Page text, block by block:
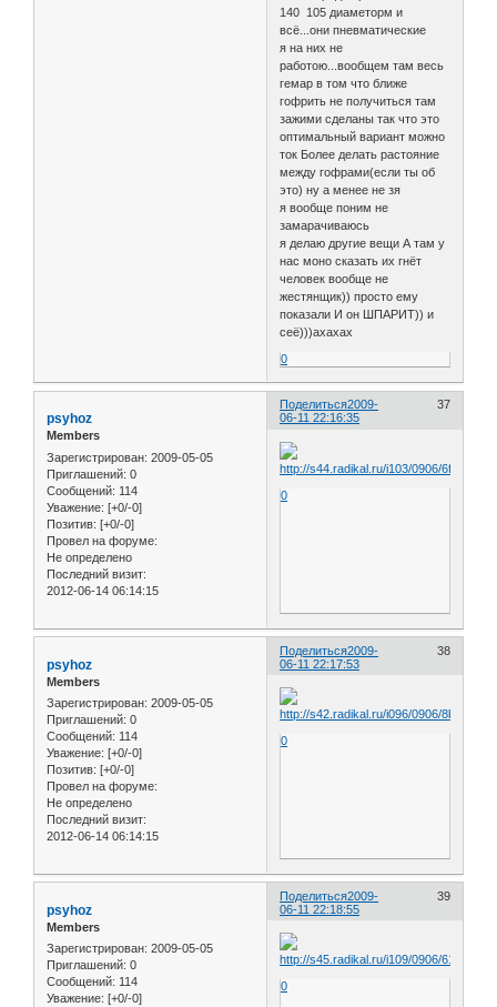
140 105 диаметорм и
всё...они пневматические
я на них не
работою...вообщем там весь
гемар в том что ближе
гофрить не получиться там
зажими сделаны так что это
оптимальный вариант можно
ток Более делать растояние
между гофрами(если ты об
это) ну а менее не зя
я вообще поним не
замарачиваюсь
я делаю другие вещи А там у
нас моно сказать их гнёт
человек вообще не
жестянщик)) просто ему
показали И он ШПАРИТ)) и
сеё)))ахахах
0
Поделиться 37
2009-
06-11 22:16:35
psyhoz
Members
Зарегистрирован: 2009-05-05
Приглашений: 0
Сообщений: 114
Уважение: [+0/-0]
Позитив: [+0/-0]
Провел на форуме:
Не определено
Последний визит:
2012-06-14 06:14:15
0
Поделиться 38
2009-
06-11 22:17:53
psyhoz
Members
Зарегистрирован: 2009-05-05
Приглашений: 0
Сообщений: 114
Уважение: [+0/-0]
Позитив: [+0/-0]
Провел на форуме:
Не определено
Последний визит:
2012-06-14 06:14:15
0
Поделиться 39
2009-
06-11 22:18:55
psyhoz
Members
Зарегистрирован: 2009-05-05
Приглашений: 0
Сообщений: 114
Уважение: [+0/-0]
0